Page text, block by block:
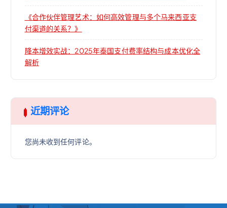
《合作伙伴管理艺术：如何高效管理与多个马来西亚支
付渠道的关系？》
降本增效实战：2025年泰国支付费率结构与成本优化全
解析
近期评论
您尚未收到任何评论。